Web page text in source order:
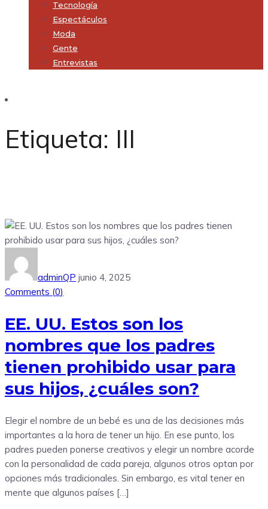
Tecnología
Espectáculos
Moda
Gente
Entrevistas
Etiqueta: III
adminQP junio 4, 2025
Comments (0)
EE. UU. Estos son los
nombres que los padres
tienen prohibido usar para
sus hijos, ¿cuáles son?
Elegir el nombre de un bebé es una de las decisiones más
importantes a la hora de tener un hijo. En ese punto, los
padres pueden ponerse creativos y elegir un nombre acorde
con la personalidad de cada pareja, algunos otros optan por
opciones más tradicionales. Sin embargo, es vital tener en
mente que algunos países […]